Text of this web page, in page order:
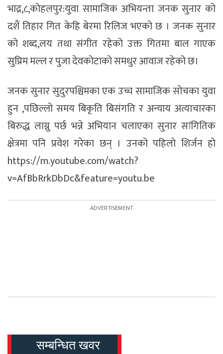
भाद्र,८,कोहलपुर:युवा सामाजिक अभियन्ता जनक सुनार को
दशैं तिहार गित केहि बेरमा रिलिज भएको छ । जनक सुनार
को शब्द,लय तथा संगीत रहेको उक्त गितमा बाल गाएक
सुप्रिम मल्ल र पुजा देवकोटाको समधुर आवाज रहेको छ।
जनक सुनार सुदुरपश्चिमका एक उच्च सामाजिक सोचका युवा
हुन ,पछिल्लो समय बिकृति बिसंगति र अन्याय अत्याचारका
बिरुद्ध लाग्नु पर्छ भन्ने अभियान चलाएका सुनार सांगितिक
क्षेत्रमा पनि प्रवेश गरेका छन् । उनको पहिलो शिर्जन हो
https://m.youtube.com/watch?
v=AfBbRrkDbDc&feature=youtu.be
सम्बन्धित खवर